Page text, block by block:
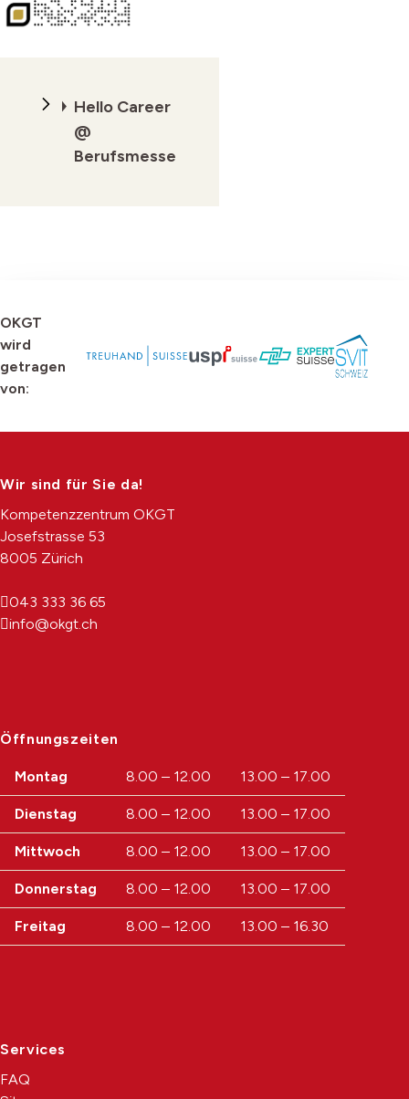
Hello Career
@
Berufsmesse
OKGT
wird
getragen
von:
Wir sind für Sie da!
Kompetenzzentrum OKGT
Josefstrasse 53
8005 Zürich
043 333 36 65
info@okgt.ch
Öffnungszeiten
Wochentag Öffnungszeiten Vormittag
Montag 8.00 – 12.00 13.00 – 17.00
Dienstag 8.00 – 12.00 13.00 – 17.00
Mittwoch 8.00 – 12.00 13.00 – 17.00
Donnerstag 8.00 – 12.00 13.00 – 17.00
Freitag 8.00 – 12.00 13.00 – 16.30
Services
FAQ